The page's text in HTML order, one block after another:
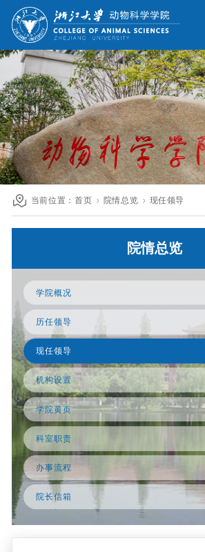
网站首页
院情总览
师资队伍
人才培养
科学研究
国际交流
发展联络
英文网站
当前位置：首页 院情总览 现任领导
院情总览
学院概况
历任领导
现任领导
机构设置
学院黄页
科室职责
办事流程
院长信箱